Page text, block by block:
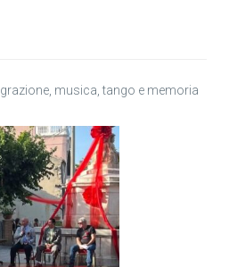
musica, tango e memoria